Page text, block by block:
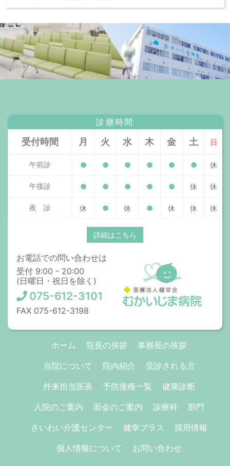
診療時間
受付時間 月 火 水 木 金 土 日
午前診 ● ● ● ● ● ● 休
午後診 ● ● ● ● ● 休 休
夜 診 休 ● 休 ● 休 休 休
詳細はこちら
お電話での問い合わせは
受付 9:00 - 20:00
(日曜日・祝日を除く)
075-612-3101
FAX 075-612-3198
ホーム 院長の挨拶
事務長の挨拶
当院について
院内紹介
受診される方
外来担当医表
予防接種一覧
健康診断
入院のご案内
面会のご案内 診療科
部門
さいわい介護センター
健幸プラス
採用情報
個人情報について
お問い合わせ